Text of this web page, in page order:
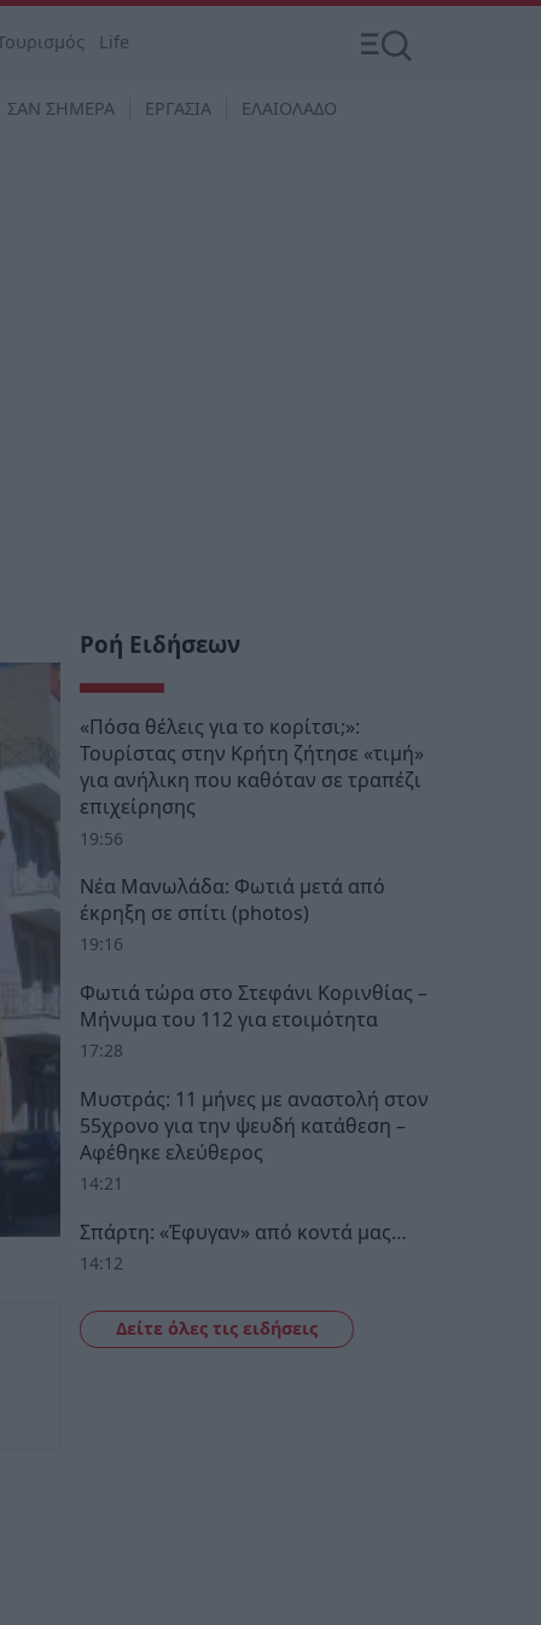
Life
ΣΑΝ ΣΗΜΕΡΑ ΕΡΓΑΣΙΑ ΕΛΑΙΟΛΑΔΟ
Ροή Ειδήσεων
«Πόσα θέλεις για το κορίτσι;»:
Τουρίστας στην Κρήτη ζήτησε «τιμή»
για ανήλικη που καθόταν σε τραπέζι
επιχείρησης
19:56
Νέα Μανωλάδα: Φωτιά μετά από
έκρηξη σε σπίτι (photos)
19:16
Φωτιά τώρα στο Στεφάνι Κορινθίας –
Μήνυμα του 112 για ετοιμότητα
17:28
Μυστράς: 11 μήνες με αναστολή στον
55χρονο για την ψευδή κατάθεση –
Αφέθηκε ελεύθερος
14:21
Σπάρτη: «Έφυγαν» από κοντά μας…
14:12
Δείτε όλες τις ειδήσεις